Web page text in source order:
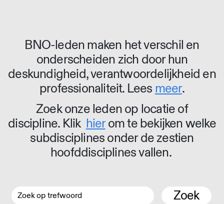
BNO-leden maken het verschil en
onderscheiden zich door hun
deskundigheid, verantwoordelijkheid en
professionaliteit. Lees meer.
Zoek onze leden op locatie of
discipline. Klik hierom te bekijken welke
subdisciplines onder de zestien
hoofddisciplines vallen.
Zoek